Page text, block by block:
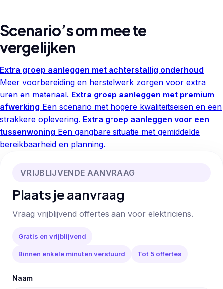
Scenario’s om mee te
vergelijken
Extra groep aanleggen met achterstallig onderhoud
Meer voorbereiding en herstelwerk zorgen voor extra
uren en materiaal. Extra groep aanleggen met premium
afwerking Een scenario met hogere kwaliteitseisen en een
strakkere oplevering. Extra groep aanleggen voor een
tussenwoning Een gangbare situatie met gemiddelde
bereikbaarheid en planning.
VRIJBLIJVENDE AANVRAAG
Plaats je aanvraag
Vraag vrijblijvend offertes aan voor elektriciens.
Gratis en vrijblijvend
Binnen enkele minuten verstuurd Tot 5 offertes
Naam